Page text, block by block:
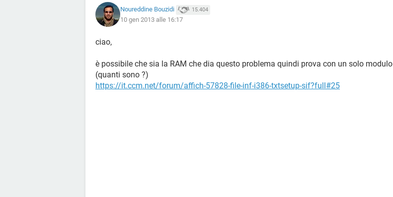
Noureddine Bouzidi 15.404
10 gen 2013 alle 16:17
ciao,
è possibile che sia la RAM che dia questo problema quindi prova con un solo modulo
(quanti sono ?)
https://it.ccm.net/forum/affich-57828-file-inf-i386-txtsetup-sif?full#25